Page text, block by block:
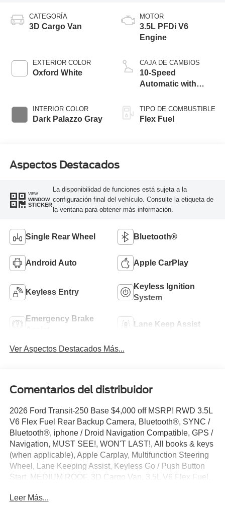
CATEGORÍA
3D Cargo Van
EXTERIOR COLOR
Oxford White
INTERIOR COLOR
Dark Palazzo Gray
MOTOR
3.5L PFDi V6
Engine
CAJA DE CAMBIOS
10-Speed
Automatic with
TIPO DE COMBUSTIBLE
Flex Fuel
Aspectos Destacados
VIEW
WINDOW
STICKER
La disponibilidad de funciones está sujeta a la
configuración final del vehículo. Consulte la etiqueta de
la ventana para obtener más información.
Single Rear Wheel Bluetooth®
Android Auto Apple CarPlay
Keyless Entry
Keyless Ignition
System
Emergency Brake
Lane Keep Assist
Ver Aspectos Destacados Más...
Comentarios del distribuidor
2026 Ford Transit-250 Base $4,000 off MSRP! RWD 3.5L
V6 Flex Fuel Rear Backup Camera, Bluetooth®, SYNC /
Bluetooth®, iphone / Droid Navigation Compatible, GPS /
Navigation, MUST SEE!, WON'T LAST!, All books & keys
(when applicable), Apple Carplay, Multifunction Steering
Wheel, Lane Keeping Assist, Keyless Go / Push Button
Start, MEDIUM ROOF, 3D Cargo Van, 3.5L V6 Flex Fuel,
Degree Rear Door Opening, 3.73 Axle Ratio, 4 Speakers,
Leer Más...